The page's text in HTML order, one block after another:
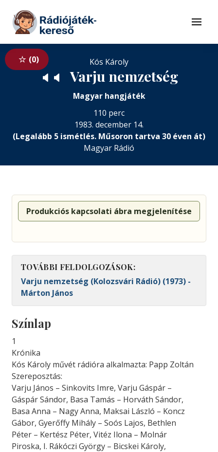
Tovább a tartalomhoz
Menü
0 Kós Károly
🔈 🔈 Varju nemzetség
Magyar hangjáték
110 perc
1983. december 14.
(Legalább 5 ismétlés. Műsoron tartva 30 éven át)
Magyar Rádió
Produkciós kapcsolati ábra megjelenítése
TOVÁBBI FELDOLGOZÁSOK:
Varju nemzetség (Kolozsvári Rádió) (1973) -
Márton János
Színlap
1
Krónika
Kós Károly művét rádióra alkalmazta: Papp Zoltán
Szereposztás:
Varju János – Sinkovits Imre, Varju Gáspár –
Gáspár Sándor, Basa Tamás – Horváth Sándor,
Basa Anna – Nagy Anna, Maksai László – Koncz
Gábor, Gyerőffy Mihály – Soós Lajos, Bethlen
Péter – Kertész Péter, Vitéz Ilona – Molnár
Piroska, I. Rákóczi György – Bicskei Károly,